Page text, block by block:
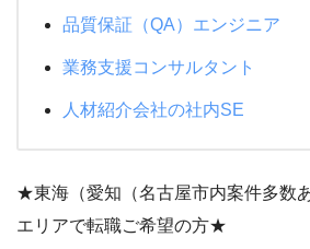
品質保証（QA）エンジニア
業務支援コンサルタント
人材紹介会社の社内SE
★東海（愛知（名古屋市内案件多数
エリアで転職ご希望の方★